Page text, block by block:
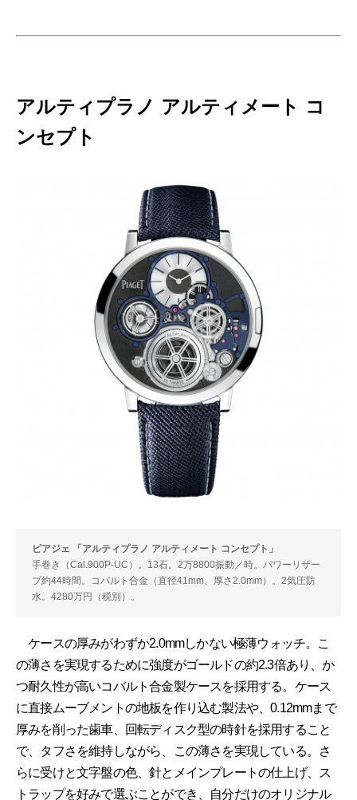
アルティプラノ アルティメート コ
ンセプト
ピアジェ 「アルティプラノ アルティメート コンセプト」
手巻き（Cal.900P-UC）。13石。2万8800振動／時。パワーリザー
ブ約44時間。コバルト合金（直径41mm、厚さ2.0mm）。2気圧防
水。4280万円（税別）。
ケースの厚みがわずか2.0mmしかない極薄ウォッチ。こ
の薄さを実現するために強度がゴールドの約2.3倍あり、か
つ耐久性が高いコバルト合金製ケースを採用する。ケース
に直接ムーブメントの地板を作り込む製法や、0.12mmまで
厚みを削った歯車、回転ディスク型の時針を採用すること
で、タフさを維持しながら、この薄さを実現している。さ
らに受けと文字盤の色、針とメインプレートの仕上げ、ス
トラップを好みで選ぶことができ、自分だけのオリジナル